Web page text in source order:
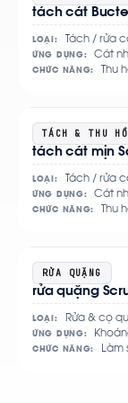
tách cát
LOẠI: Tách / rửa
ỨNG DỤNG: Cát
CHỨC NĂNG: Thu
chi
tiết
TÁCH & THU
tách cát mịn
LOẠI: Tách / rửa
ỨNG DỤNG: Cát
CHỨC NĂNG: Thu
Xem
chi
tiết
RỬA QUẶNG
rửa quặng
LOẠI: Rửa & cọ
ỨNG DỤNG:
CHỨC NĂNG: Làm
Xem
chi
tiết